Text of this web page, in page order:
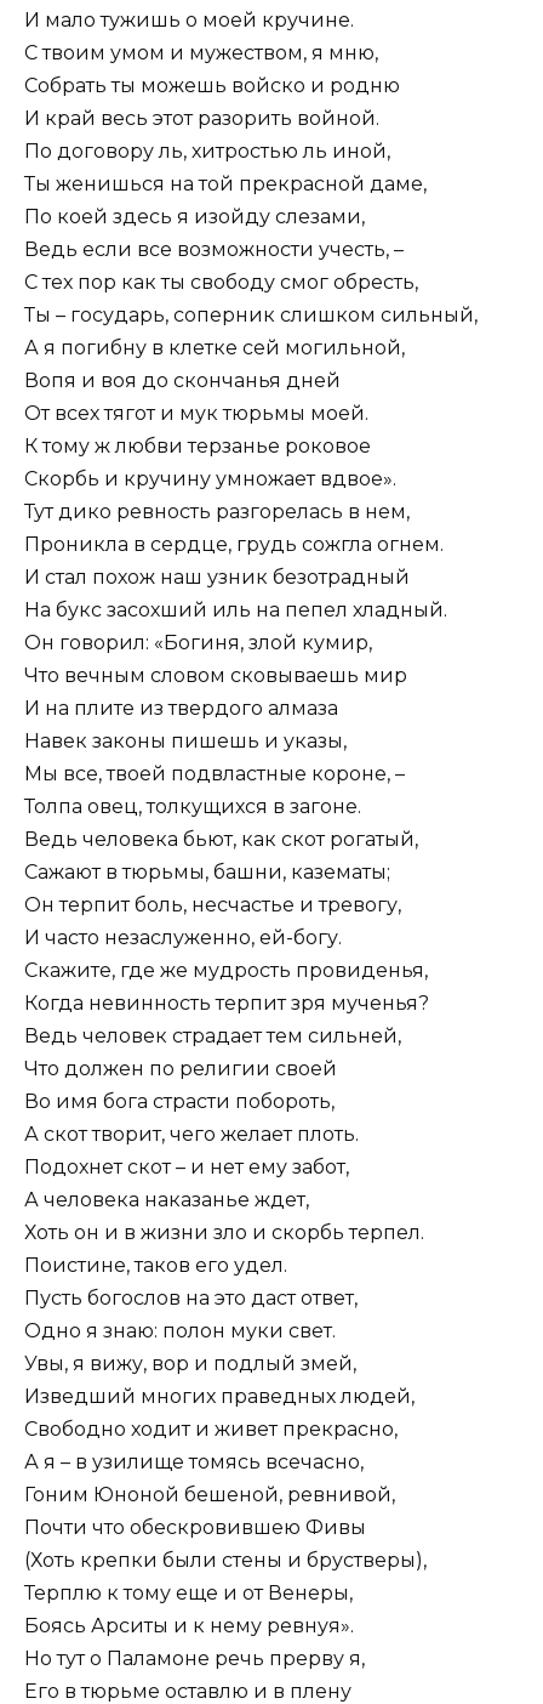
И мало тужишь о моей кручине.
С твоим умом и мужеством, я мню,
Собрать ты можешь войско и родню
И край весь этот разорить войной.
По договору ль, хитростью ль иной,
Ты женишься на той прекрасной даме,
По коей здесь я изойду слезами,
Ведь если все возможности учесть, –
С тех пор как ты свободу смог обресть,
Ты – государь, соперник слишком сильный,
А я погибну в клетке сей могильной,
Вопя и воя до скончанья дней
От всех тягот и мук тюрьмы моей.
К тому ж любви терзанье роковое
Скорбь и кручину умножает вдвое».
Тут дико ревность разгорелась в нем,
Проникла в сердце, грудь сожгла огнем.
И стал похож наш узник безотрадный
На букс засохший иль на пепел хладный.
Он говорил: «Богиня, злой кумир,
Что вечным словом сковываешь мир
И на плите из твердого алмаза
Навек законы пишешь и указы,
Мы все, твоей подвластные короне, –
Толпа овец, толкущихся в загоне.
Ведь человека бьют, как скот рогатый,
Сажают в тюрьмы, башни, казематы;
Он терпит боль, несчастье и тревогу,
И часто незаслуженно, ей-богу.
Скажите, где же мудрость провиденья,
Когда невинность терпит зря мученья?
Ведь человек страдает тем сильней,
Что должен по религии своей
Во имя бога страсти побороть,
А скот творит, чего желает плоть.
Подохнет скот – и нет ему забот,
А человека наказанье ждет,
Хоть он и в жизни зло и скорбь терпел.
Поистине, таков его удел.
Пусть богослов на это даст ответ,
Одно я знаю: полон муки свет.
Увы, я вижу, вор и подлый змей,
Изведший многих праведных людей,
Свободно ходит и живет прекрасно,
А я – в узилище томясь всечасно,
Гоним Юноной бешеной, ревнивой,
Почти что обескровившею Фивы
(Хоть крепки были стены и брустверы),
Терплю к тому еще и от Венеры,
Боясь Арситы и к нему ревнуя».
Но тут о Паламоне речь прерву я,
Его в тюрьме оставлю и в плену